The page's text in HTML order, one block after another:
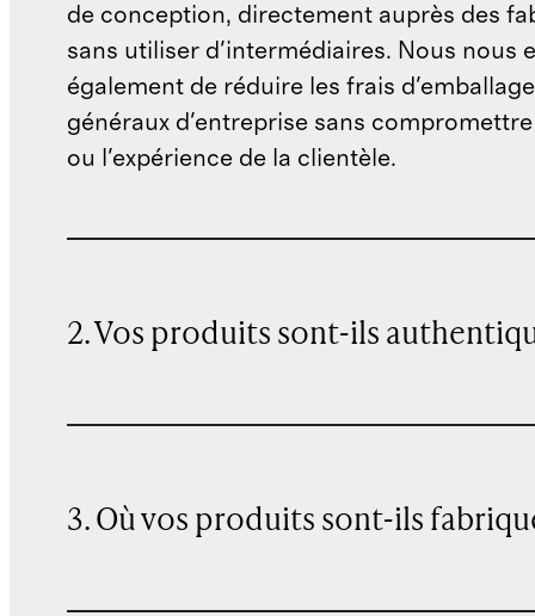
de conception, directement auprès des
sans utiliser d'intermédiaires. Nous nous
également de réduire les frais
généraux d'entreprise sans
ou l'expérience de la clientèle.
2. Vos produits sont-ils
3. Où vos produits sont-ils